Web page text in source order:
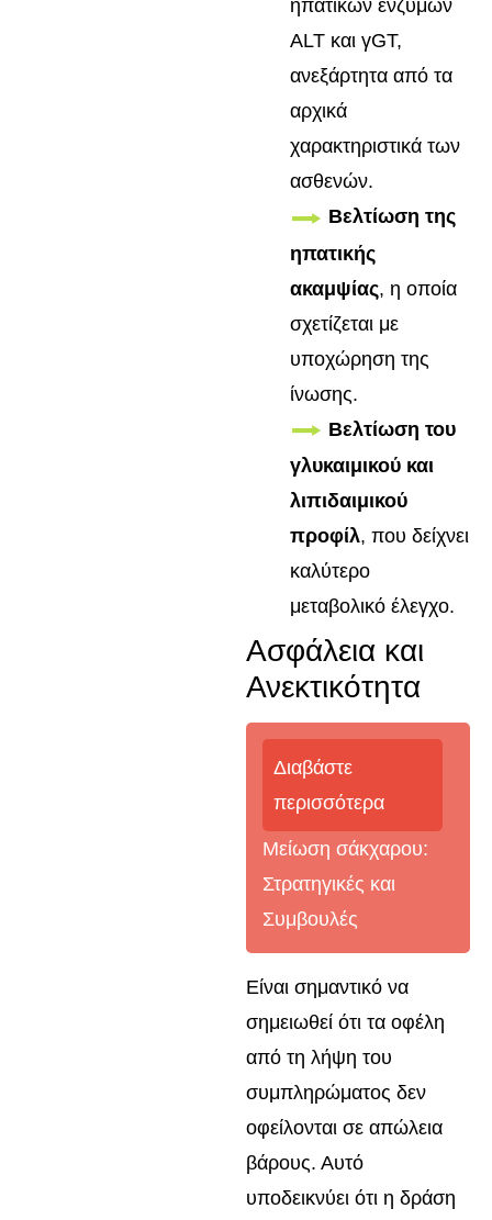
ηπατικών ενζύμων
ALT και γGT,
ανεξάρτητα από τα
αρχικά
χαρακτηριστικά των
ασθενών.
Βελτίωση της
ηπατικής
ακαμψίας, η οποία
σχετίζεται με
υποχώρηση της
ίνωσης.
Βελτίωση του
γλυκαιμικού και
λιπιδαιμικού
προφίλ, που δείχνει
καλύτερο
μεταβολικό έλεγχο.
Ασφάλεια και
Ανεκτικότητα
Διαβάστε
περισσότερα
Μείωση σάκχαρου:
Στρατηγικές και
Συμβουλές
Είναι σημαντικό να
σημειωθεί ότι τα οφέλη
από τη λήψη του
συμπληρώματος δεν
οφείλονται σε απώλεια
βάρους. Αυτό
υποδεικνύει ότι η δράση